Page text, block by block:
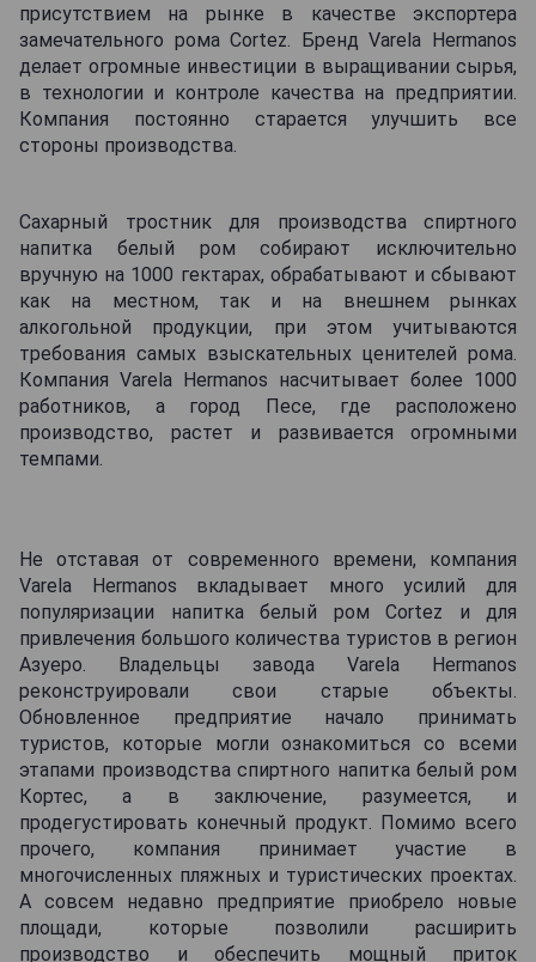
присутствием на рынке в качестве экспортера
замечательного рома Cortez. Бренд Varela Hermanos
делает огромные инвестиции в выращивании сырья,
в технологии и контроле качества на предприятии.
Компания постоянно старается улучшить все
стороны производства.
Сахарный тростник для производства спиртного
напитка белый ром собирают исключительно
вручную на 1000 гектарах, обрабатывают и сбывают
как на местном, так и на внешнем рынках
алкогольной продукции, при этом учитываются
требования самых взыскательных ценителей рома.
Компания Varela Hermanos насчитывает более 1000
работников, а город Песе, где расположено
производство, растет и развивается огромными
темпами.
Не отставая от современного времени, компания
Varela Hermanos вкладывает много усилий для
популяризации напитка белый ром Cortez и для
привлечения большого количества туристов в регион
Азуеро. Владельцы завода Varela Hermanos
реконструировали свои старые объекты.
Обновленное предприятие начало принимать
туристов, которые могли ознакомиться со всеми
этапами производства спиртного напитка белый ром
Кортес, а в заключение, разумеется, и
продегустировать конечный продукт. Помимо всего
прочего, компания принимает участие в
многочисленных пляжных и туристических проектах.
А совсем недавно предприятие приобрело новые
площади, которые позволили расширить
производство и обеспечить мощный приток